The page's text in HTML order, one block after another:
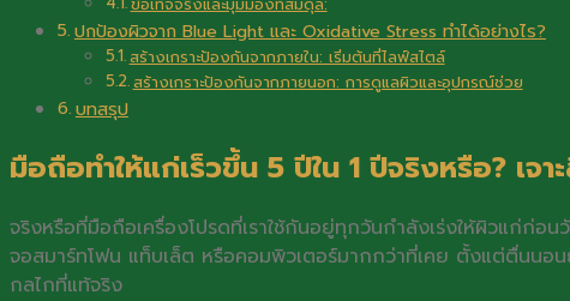
ปกป้องผิวจาก Blue Light และ Oxidative Stress ทำได้อย่างไร?
สร้างเกราะป้องกันจากภายใน: เริ่มต้นที่ไลฟ์สไตล์
สร้างเกราะป้องกันจากภายนอก: การดูแลผิวและอุปกรณ์ช่วย
บทสรุป
มือถือทำให้แก่เร็วขึ้น 5 ปีใน 1 ปีจริงหรือ? เ
จริงหรือที่มือถือเครื่องโปรดที่เราใช้กันอยู่ทุกวันกำลังเร่งให้ผิวแก่ก่อ
จอสมาร์ทโฟน แท็บเล็ต หรือคอมพิวเตอร์มากกว่าที่เคย ตั้งแต่ตื่นนอน
กลไกที่แท้จริง